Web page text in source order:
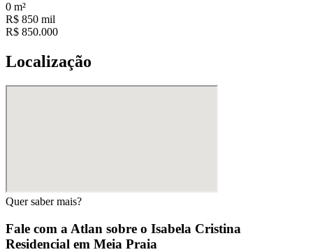
0 m²
R$ 850 mil
R$ 850.000
Localização
Quer saber mais?
Fale com a Atlan sobre o Isabela Cristina
Residencial em Meia Praia